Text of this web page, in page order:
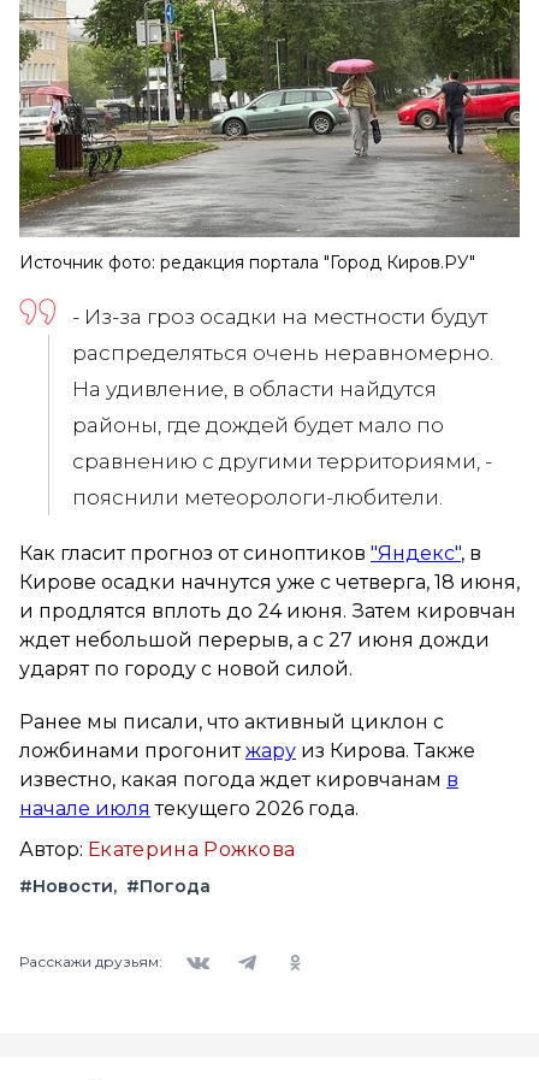
Источник фото: редакция портала "Город Киров.РУ"
- Из-за гроз осадки на местности будут
распределяться очень неравномерно.
На удивление, в области найдутся
районы, где дождей будет мало по
сравнению с другими территориями, -
пояснили метеорологи-любители.
Как гласит прогноз от синоптиков "Яндекс", в
Кирове осадки начнутся уже с четверга, 18 июня,
и продлятся вплоть до 24 июня. Затем кировчан
ждет небольшой перерыв, а с 27 июня дожди
ударят по городу с новой силой.
Ранее мы писали, что активный циклон с
ложбинами прогонитжару из Кирова. Также
известно, какая погода ждет кировчанам в
начале июля текущего 2026 года.
Автор: Екатерина Рожкова
#Новости #Погода
Расскажи друзьям: